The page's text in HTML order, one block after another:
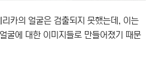
카의 얼굴은 검출되지 못했는데, 이는
굴에 대한 이미지들로 만들어졌기 때문